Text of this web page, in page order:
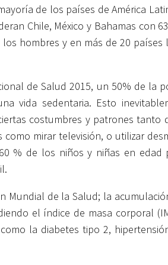
de los países de América
Chile, México y Bahamas con
hombres y en más de 20
de Salud 2015, un 50% de la
vida sedentaria. Esto
costumbres y patrones tanto
mirar televisión, o utilizar
% de los niños y niñas en edad
Mundial de la Salud; la
el índice de masa corporal
la diabetes tipo 2,